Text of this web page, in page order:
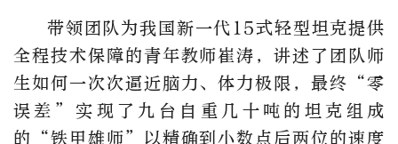
带领团队为我国新一代15式轻型坦克提供
全程技术保障的青年教师崔涛，讲述了团队师
生如何一次次逼近脑力、体力极限，最终“零
误差”实现了九台自重几十吨的坦克组成
的“铁甲雄师”以精确到小数点后两位的速度